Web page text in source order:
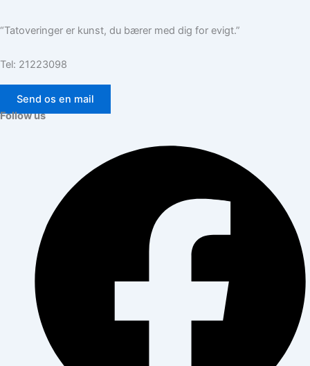
“Tatoveringer er kunst, du bærer med dig for evigt.”
Tel: 21223098
Send os en mail
Follow us